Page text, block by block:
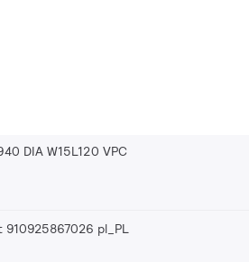
DIA W15L120 VPC
pl_PL